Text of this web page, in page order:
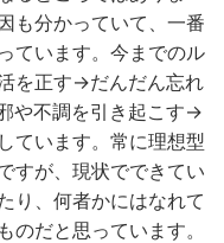
も分かっていて、一番
ています。今までのル
を正す→だんだん忘れ
や不調を引き起こす→
ています。常に理想型
すが、現状でできてい
り、何者かにはなれて
のだと思っています。